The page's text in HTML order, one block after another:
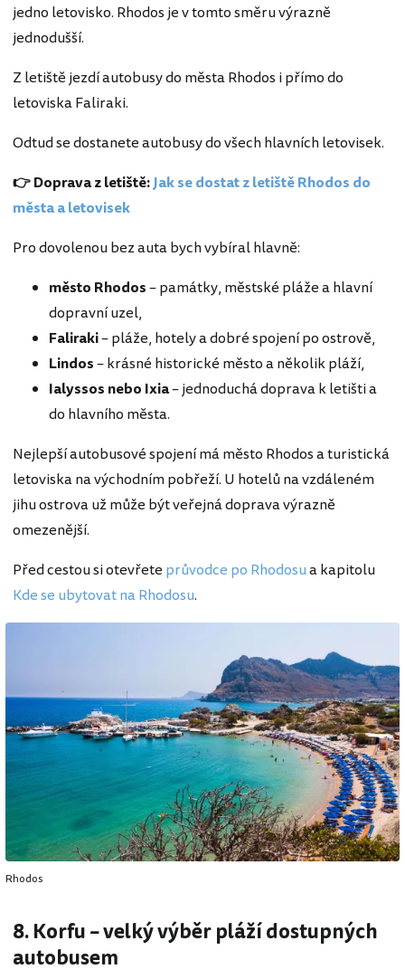
jedno letovisko. Rhodos je v tomto směru výrazně
jednodušší.
Z letiště jezdí autobusy do města Rhodos i přímo do
letoviska Faliraki.
Odtud se dostanete autobusy do všech hlavních letovisek.
👉 Doprava z letiště:Jak se dostat z letiště Rhodos do
města a letovisek
Pro dovolenou bez auta bych vybíral hlavně:
město Rhodos– památky, městské pláže a hlavní
dopravní uzel,
Faliraki– pláže, hotely a dobré spojení po ostrově,
Lindos– krásné historické město a několik pláží,
Ialyssos nebo Ixia– jednoduchá doprava k letišti a
do hlavního města.
Nejlepší autobusové spojení má město Rhodos a turistická
letoviska na východním pobřeží. U hotelů na vzdáleném
jihu ostrova už může být veřejná doprava výrazně
omezenější.
Před cestou si otevřete průvodce po Rhodosua kapitolu
Kde se ubytovat na Rhodosu.
Rhodos
8. Korfu – velký výběr pláží dostupných
autobusem